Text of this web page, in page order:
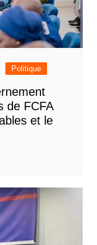
Politique
de FCFA
et le